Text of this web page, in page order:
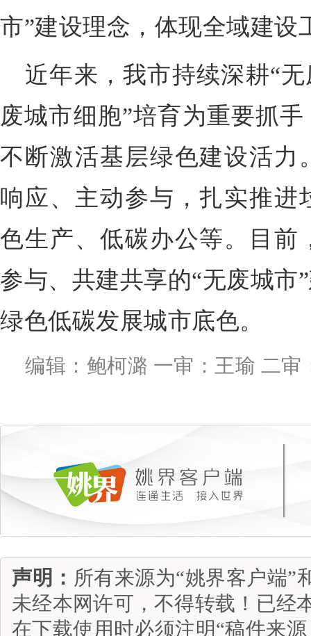
市”建设理念，体现全域建设
近年来，我市持续深耕“
废城市细胞”培育为重要抓
不断激活基层绿色建设活力
响应、主动参与，扎实推进
色生产、低碳办公等。目前
参与、共建共享的“无废城市
绿色低碳发展城市底色。
编辑：鲍柯潞 一审：王瑜 二审
声明： 所有来源为“姚界客户端”
未经本网许可，不得转载！已经
在下载使用时必须注明“稿件来